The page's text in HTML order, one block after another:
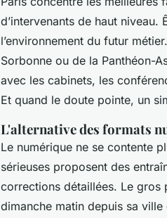
d’intervenants de haut niveau.
l’environnement du futur
Sorbonne ou de la Panthéon-
avec les cabinets, les
Et quand le doute pointe, un
L'alternative des formats
Le numérique ne se contente
sérieuses proposent des
corrections détaillées. Le gros
dimanche matin depuis sa